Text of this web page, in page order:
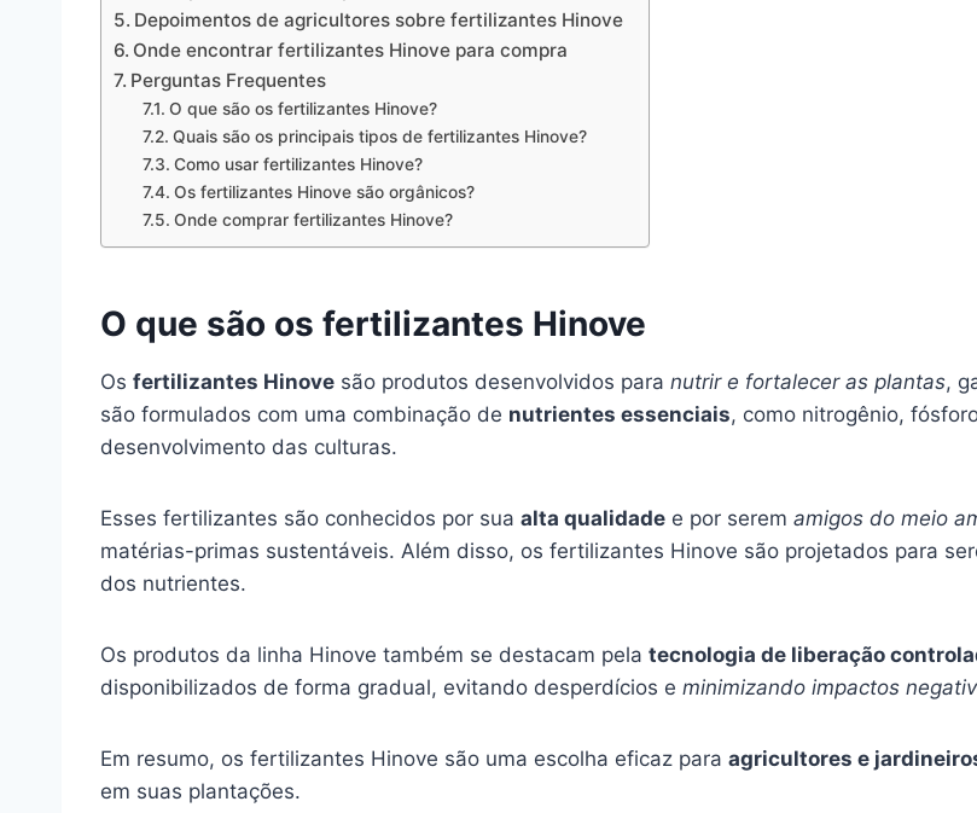
Depoimentos de agricultores sobre fertilizantes Hinove
Onde encontrar fertilizantes Hinove para compra
Perguntas Frequentes
O que são os fertilizantes Hinove?
Quais são os principais tipos de fertilizantes Hinove?
Como usar fertilizantes Hinove?
Os fertilizantes Hinove são orgânicos?
Onde comprar fertilizantes Hinove?
O que são os fertilizantes Hinove
Os fertilizantes Hinove são produtos desenvolvidos para nutrir e fortalecer as plantas,
são formulados com uma combinação de nutrientes essenciais, como nitrogênio,
desenvolvimento das culturas.
Esses fertilizantes são conhecidos por sua alta qualidade e por serem amigos do meio
matérias-primas sustentáveis. Além disso, os fertilizantes Hinove são projetados para
dos nutrientes.
Os produtos da linha Hinove também se destacam pela tecnologia de liberação
disponibilizados de forma gradual, evitando desperdícios e minimizando impactos
Em resumo, os fertilizantes Hinove são uma escolha eficaz para agricultores e
em suas plantações.